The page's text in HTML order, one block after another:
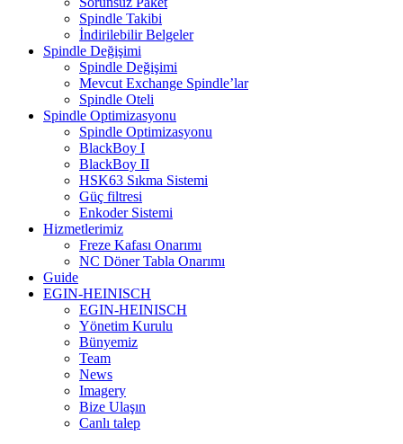
Spindle Takibi
İndirilebilir Belgeler
Spindle Değişimi
Spindle Değişimi
Mevcut Exchange Spindle’lar
Spindle Oteli
Spindle Optimizasyonu
Spindle Optimizasyonu
BlackBoy I
BlackBoy II
HSK63 Sıkma Sistemi
Güç filtresi
Enkoder Sistemi
Hizmetlerimiz
Freze Kafası Onarımı
NC Döner Tabla Onarımı
Guide
EGIN-HEINISCH
EGIN-HEINISCH
Yönetim Kurulu
Bünyemiz
Team
News
Imagery
Bize Ulaşın
Canlı talep